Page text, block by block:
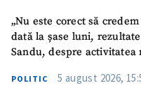
„Nu este corect să
dată la șase luni,
Sandu, despre activitatea
POLITIC 5 august 2026,